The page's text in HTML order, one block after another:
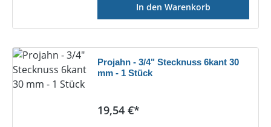
In den Warenkorb
Projahn - 3/4" Stecknuss 6kant 30
mm - 1 Stück
Regulärer Preis:
19,54 €*